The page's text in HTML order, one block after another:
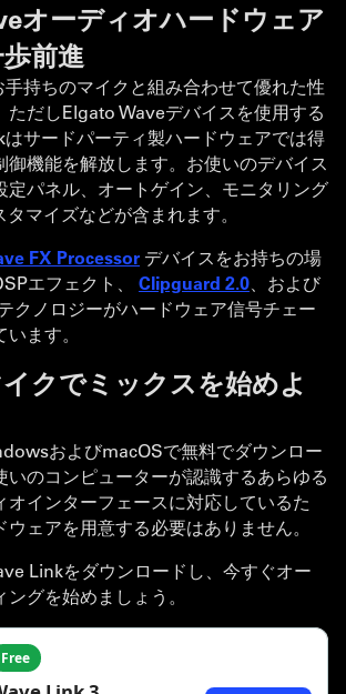
オーディオハードウェア
前進
持ちのマイクと組み合わせて優れた性
ただしElgato Waveデバイスを使用する
サードパーティ製ハードウェアでは得
御機能を解放します。お使いのデバイス
定パネル、オートゲイン、モニタリング
マイズなどが含まれます。
FX Processor デバイスをお持ちの場
エフェクト、 Clipguard 2.0、および
クノロジーがハードウェア信号チェー
ます。
クでミックスを始めよ
およびmacOSで無料でダウンロー
いのコンピューターが認識するあらゆる
オインターフェースに対応しているた
ェアを用意する必要はありません。
Linkをダウンロードし、今すぐオー
グを始めましょう。